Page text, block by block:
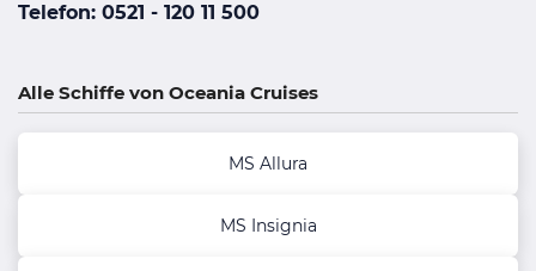
Telefon: 0521 - 120 11 500
Alle Schiffe von Oceania Cruises
MS Allura
MS Insignia